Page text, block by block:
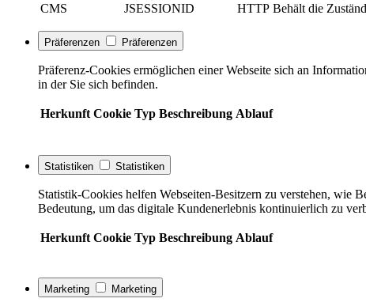
CMS
JSESSIONID HTTP Behält die
Präferenzen Präferenzen
Präferenz-Cookies ermöglichen einer Webseite sich an
in der Sie sich befinden.
Herkunft Cookie Typ Beschreibung Ablauf
Statistiken Statistiken
Statistik-Cookies helfen Webseiten-Besitzern zu verstehen, wie
Bedeutung, um das digitale Kundenerlebnis kontinuierlich zu
Herkunft Cookie Typ Beschreibung Ablauf
Marketing Marketing